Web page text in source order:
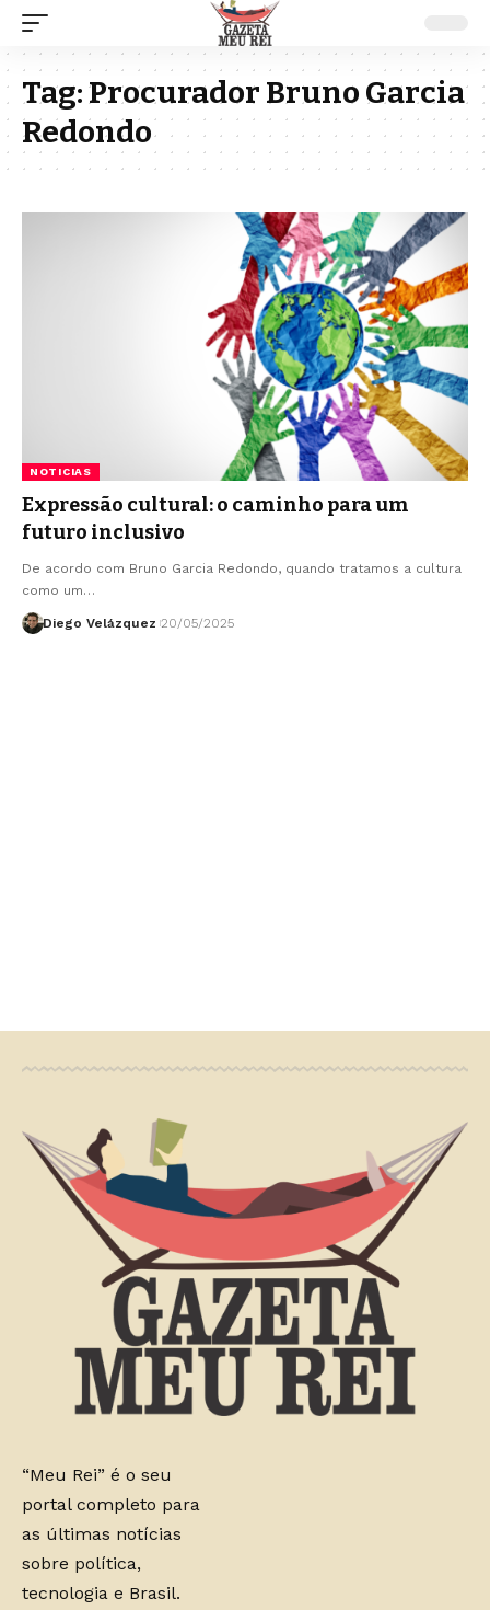
Tag:Procurador Bruno Garcia
Redondo
NOTICIAS
Expressão cultural: o caminho para um
futuro inclusivo
De acordo com Bruno Garcia Redondo, quando tratamos a cultura
como um…
Diego Velázquez 20/05/2025
“Meu Rei” é o seu
portal completo para
as últimas notícias
sobre política,
tecnologia e Brasil.